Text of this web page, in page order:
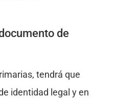
de
tendrá que
identidad legal y en